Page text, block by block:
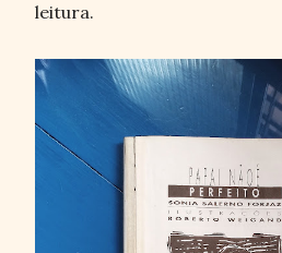
leitura.